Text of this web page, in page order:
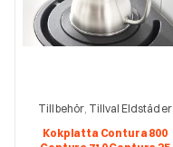
Tillbehör, Tillval Eldstäder
Kokplatta Contura 800